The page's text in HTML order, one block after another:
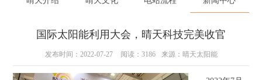
国际太阳能利用大会，晴天科技完美收官
发布时间：2022-07-27 阅读：3186 来源：晴天太阳能